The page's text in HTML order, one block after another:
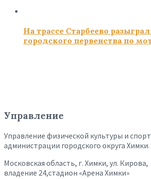
На трассе Старбеево
городского первенства по
Управление
Управление физической культуры и
администрации городского округа Химки.
Московская область, г. Химки, ул. Кирова,
владение 24,стадион «Арена Химки»